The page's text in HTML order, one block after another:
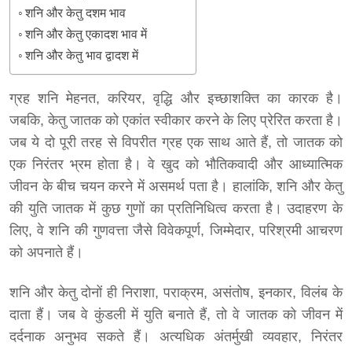
शनि और केतु दशम भाव
शनि और केतु एकादश भाव में
शनि और केतु भाव द्वादश में
ग्रह शनि मेहनत, करियर, वृद्धि और इच्छाशक्ति का कारक है।
जबकि, केतु जातक को एकांत स्वीकार करने के लिए प्रेरित करता है।
जब ये दो पूरी तरह से विपरीत ग्रह एक साथ आते हैं, तो जातक को
एक निरंतर भ्रम होता है। वे खुद को भौतिकवादी और आध्यात्मिक
जीवन के बीच चयन करने में असमर्थ पता है। हालांकि, शनि और केतु
की युति जातक में कुछ गुणों का प्रतिनिधित्व करता है। उदाहरण के
लिए, वे शनि की गुणवत्ता जैसे विवेकपूर्ण, जिम्मेदार, परिश्रमी आचरण
को अपनाते हैं।
शनि और केतु दोनों ही निराशा, पराक्रम, असंतोष, इनकार, विलंब के
दाता हैं। जब वे कुंडली में युति बनाते हैं, तो वे जातक को जीवन में
दर्दनाक अनुभव सकते हैं। अत्यधिक अंतर्मुखी व्यवहार, निरंतर